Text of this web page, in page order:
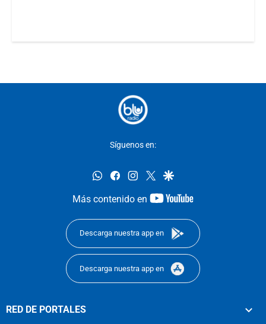
Síguenos en:
whatsappfacebookinstagram
twittergoogle
Más contenido en
youtube-
Descarga nuestra app en
Descarga nuestra app en
RED DE PORTALES